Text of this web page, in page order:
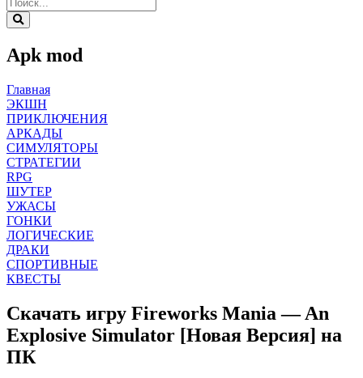
Apk mod
Главная
ЭКШН
ПРИКЛЮЧЕНИЯ
АРКАДЫ
СИМУЛЯТОРЫ
СТРАТЕГИИ
RPG
ШУТЕР
УЖАСЫ
ГОНКИ
ЛОГИЧЕСКИЕ
ДРАКИ
СПОРТИВНЫЕ
КВЕСТЫ
Скачать игру Fireworks Mania — An
Explosive Simulator [Новая Версия] на
ПК